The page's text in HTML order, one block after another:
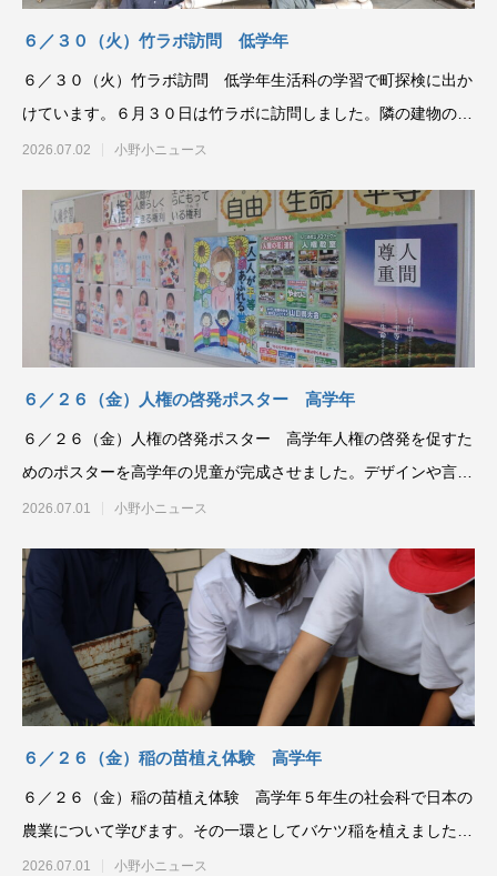
６／３０（火）竹ラボ訪問 低学年
６／３０（火）竹ラボ訪問 低学年生活科の学習で町探検に出か
けています。６月３０日は竹ラボに訪問しました。隣の建物の中
にこんなにも素敵な場
2026.07.02 小野小ニュース
６／２６（金）人権の啓発ポスター 高学年
６／２６（金）人権の啓発ポスター 高学年人権の啓発を促すた
めのポスターを高学年の児童が完成させました。デザインや言葉
を選ぶなかで、人権に
2026.07.01 小野小ニュース
６／２６（金）稲の苗植え体験 高学年
６／２６（金）稲の苗植え体験 高学年５年生の社会科で日本の
農業について学びます。その一環としてバケツ稲を植えました。
地域の方にお力をいた
2026.07.01 小野小ニュース